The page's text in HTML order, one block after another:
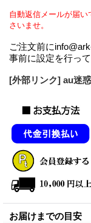
自動返信メールが届
さいませ。
ご注文前に
事前に設定を行って
[外部リンク] au迷
お届けまでの目安